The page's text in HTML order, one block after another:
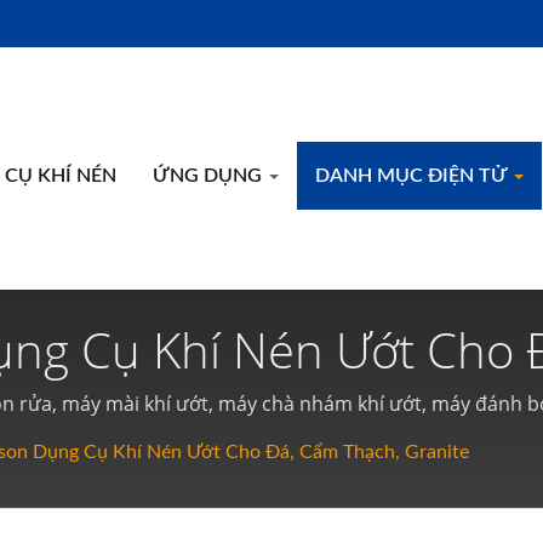
KHÍ NÉN ỨNG DỤNG DANH MỤC ĐIỆN TỬ
Cụ Khí Nén Ướt Cho
Công Cụ Khí Nén Và
rửa, máy mài khí ướt, máy chà nhám khí ướt, máy đánh
đánh bóng góc 90 độ, búa khí, kẹp góc, máy định hình
Dụng Cụ Khí Nén Ướt Cho Đá, Cẩm Thạch, Granite